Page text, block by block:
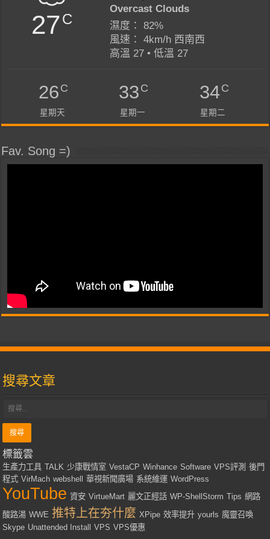
27C
Overcast Clouds
濕度： 82%
風速： 4km/h 西南西
高溫 27 • 低溫 27
26C
星期天
33C
星期一
34C
星期二
Fav. Song =)
搜尋文章
標籤雲
生產力工具 TALK 少康戰情室 VestaCP Winhance Software VPS評測 後門
程式 VirMach webshell 華視新聞廣場 系統維運 WordPress
YouTube 資安 VirtueMart 麗文正經話 WP-ShellStorm Tips 網路
酸路湯 WWE 推特上在夯什麼 XPipe 效率提升 yourls 魔靈召喚
Skype Unattended Install VPS VPS優惠